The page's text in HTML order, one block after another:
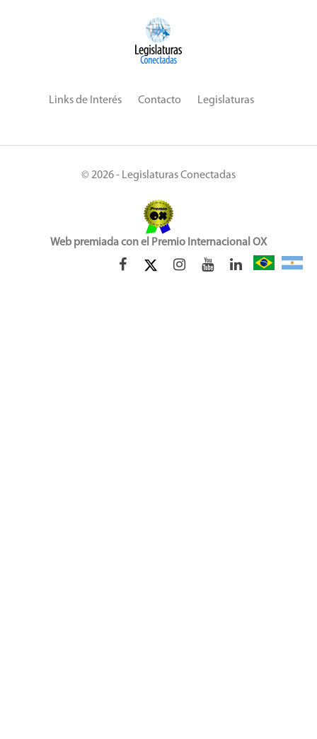
Links de Interés Contacto Legislaturas
© 2026 - Legislaturas Conectadas
Web premiada con el Premio Internacional OX